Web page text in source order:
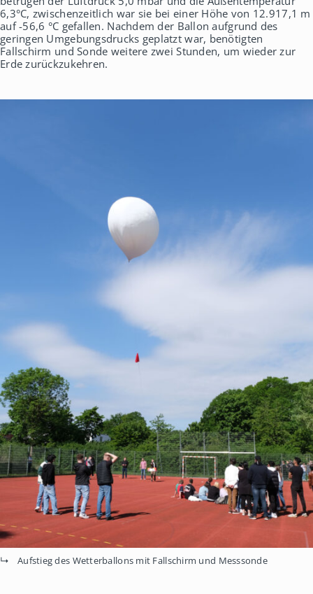
6,3°C, zwischenzeitlich war sie bei einer Höhe von 12.917,1 m
auf -56,6 °C gefallen. Nachdem der Ballon aufgrund des
geringen Umgebungsdrucks geplatzt war, benötigten
Fallschirm und Sonde weitere zwei Stunden, um wieder zur
Erde zurückzukehren.
Aufstieg des Wetterballons mit Fallschirm und Messsonde